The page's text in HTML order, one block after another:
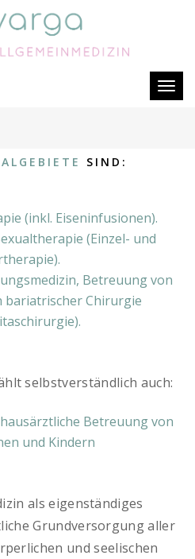
SIND:
(inkl. Eiseninfusionen).
(Einzel- und
Betreuung von
bariatrischer Chirurgie
selbstverständlich auch:
Betreuung von
und Kindern
als eigenständiges
Grundversorgung aller
und seelischen